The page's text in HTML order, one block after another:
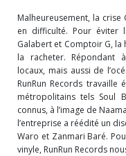
Malheureusement, la
en difficulté. Pour éviter
Galabert et Comptoir G,
la racheter. Répondant
locaux, mais aussi de
RunRun Records
métropolitains tels Soul
connus, à l’image de
l’entreprise a réédité un
Waro et Zanmari Baré.
vinyle, RunRun Records